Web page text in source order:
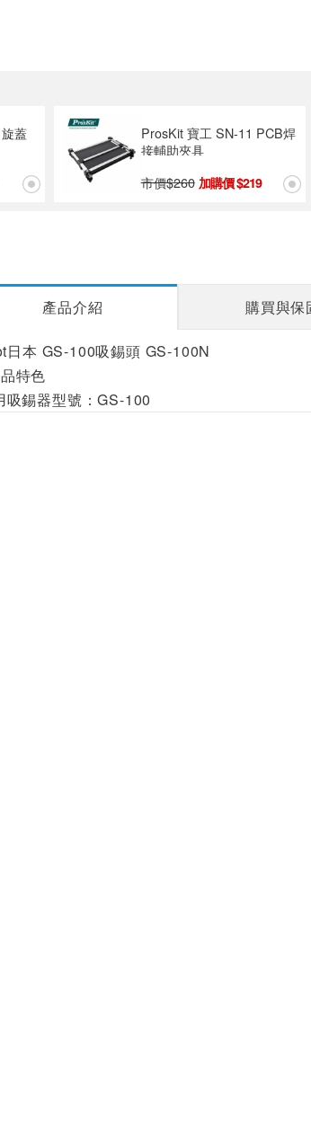
蓋
ProsKit 寶工 SN-11 PCB焊
接輔助夾具
市價$260 219
產品介紹 購買與保
日本 GS-100吸錫頭 GS-100N
特色
吸錫器型號：GS-100